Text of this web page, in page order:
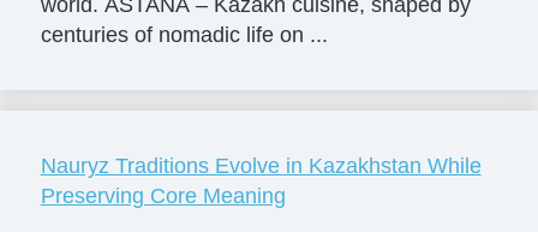
centuries of nomadic life on ...
Nauryz Traditions Evolve in Kazakhstan While
Preserving Core Meaning